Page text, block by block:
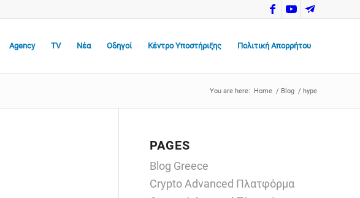
Agency TV Νέα Οδηγοί Κέντρο Υποστήριξης Πολιτική Απορρήτου
You are here: Home / Blog / hype
PAGES
Blog Greece
Crypto Advanced Πλατφόρμα